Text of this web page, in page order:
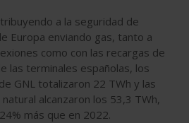
a la seguridad de
Europa enviando gas, tanto a
como con las recargas de
las terminales españolas, los
GNL totalizaron 22 TWh y las
alcanzaron los 53,3 TWh,
más que en 2022.